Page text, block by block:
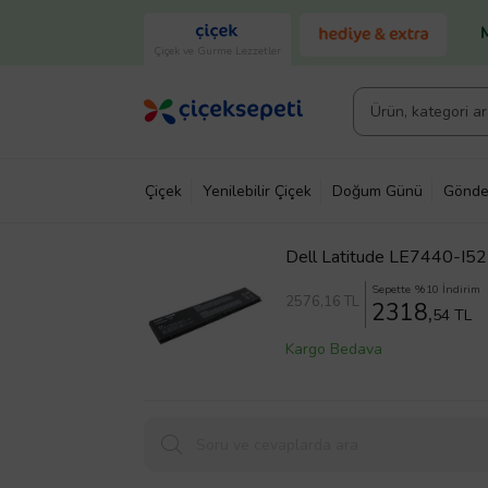
Çiçek ve Gurme Lezzetler
Çiçek Yenilebilir Çiçek Doğum Günü
Dell Latitude LE7440-
2576,16 TL
Sepette %10 İndirim
2318,54 TL
Kargo Bedava